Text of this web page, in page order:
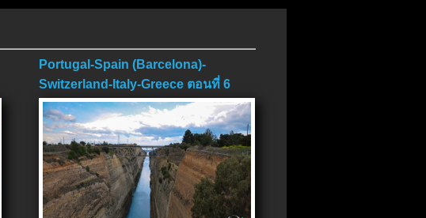
Portugal-Spain (Barcelona)-
Switzerland-Italy-Greece ตอนที่ 6
ตอนจบ